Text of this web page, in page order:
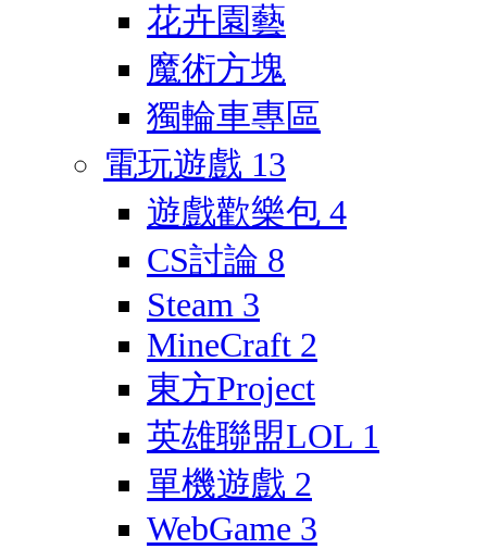
花卉園藝
魔術方塊
獨輪車專區
電玩遊戲 13
遊戲歡樂包 4
CS討論 8
Steam 3
MineCraft 2
東方Project
英雄聯盟LOL 1
單機遊戲 2
WebGame 3